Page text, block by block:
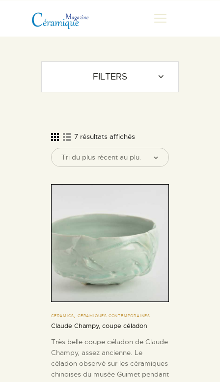
MAGAZINE
CHRONIQUES DE LUC
LES ARTISTES
GALERIES
MARCHANDES
ESPACE PRO
7 résultats affichés
CERAMICS,CÉRAMIQUES CONTEMPORAINES
Claude Champy, coupe céladon
Très belle coupe céladon de Claude
Champy, assez ancienne. Le
céladon observé sur les céramiques
chinoises du musée Guimet pendant
FILTERS